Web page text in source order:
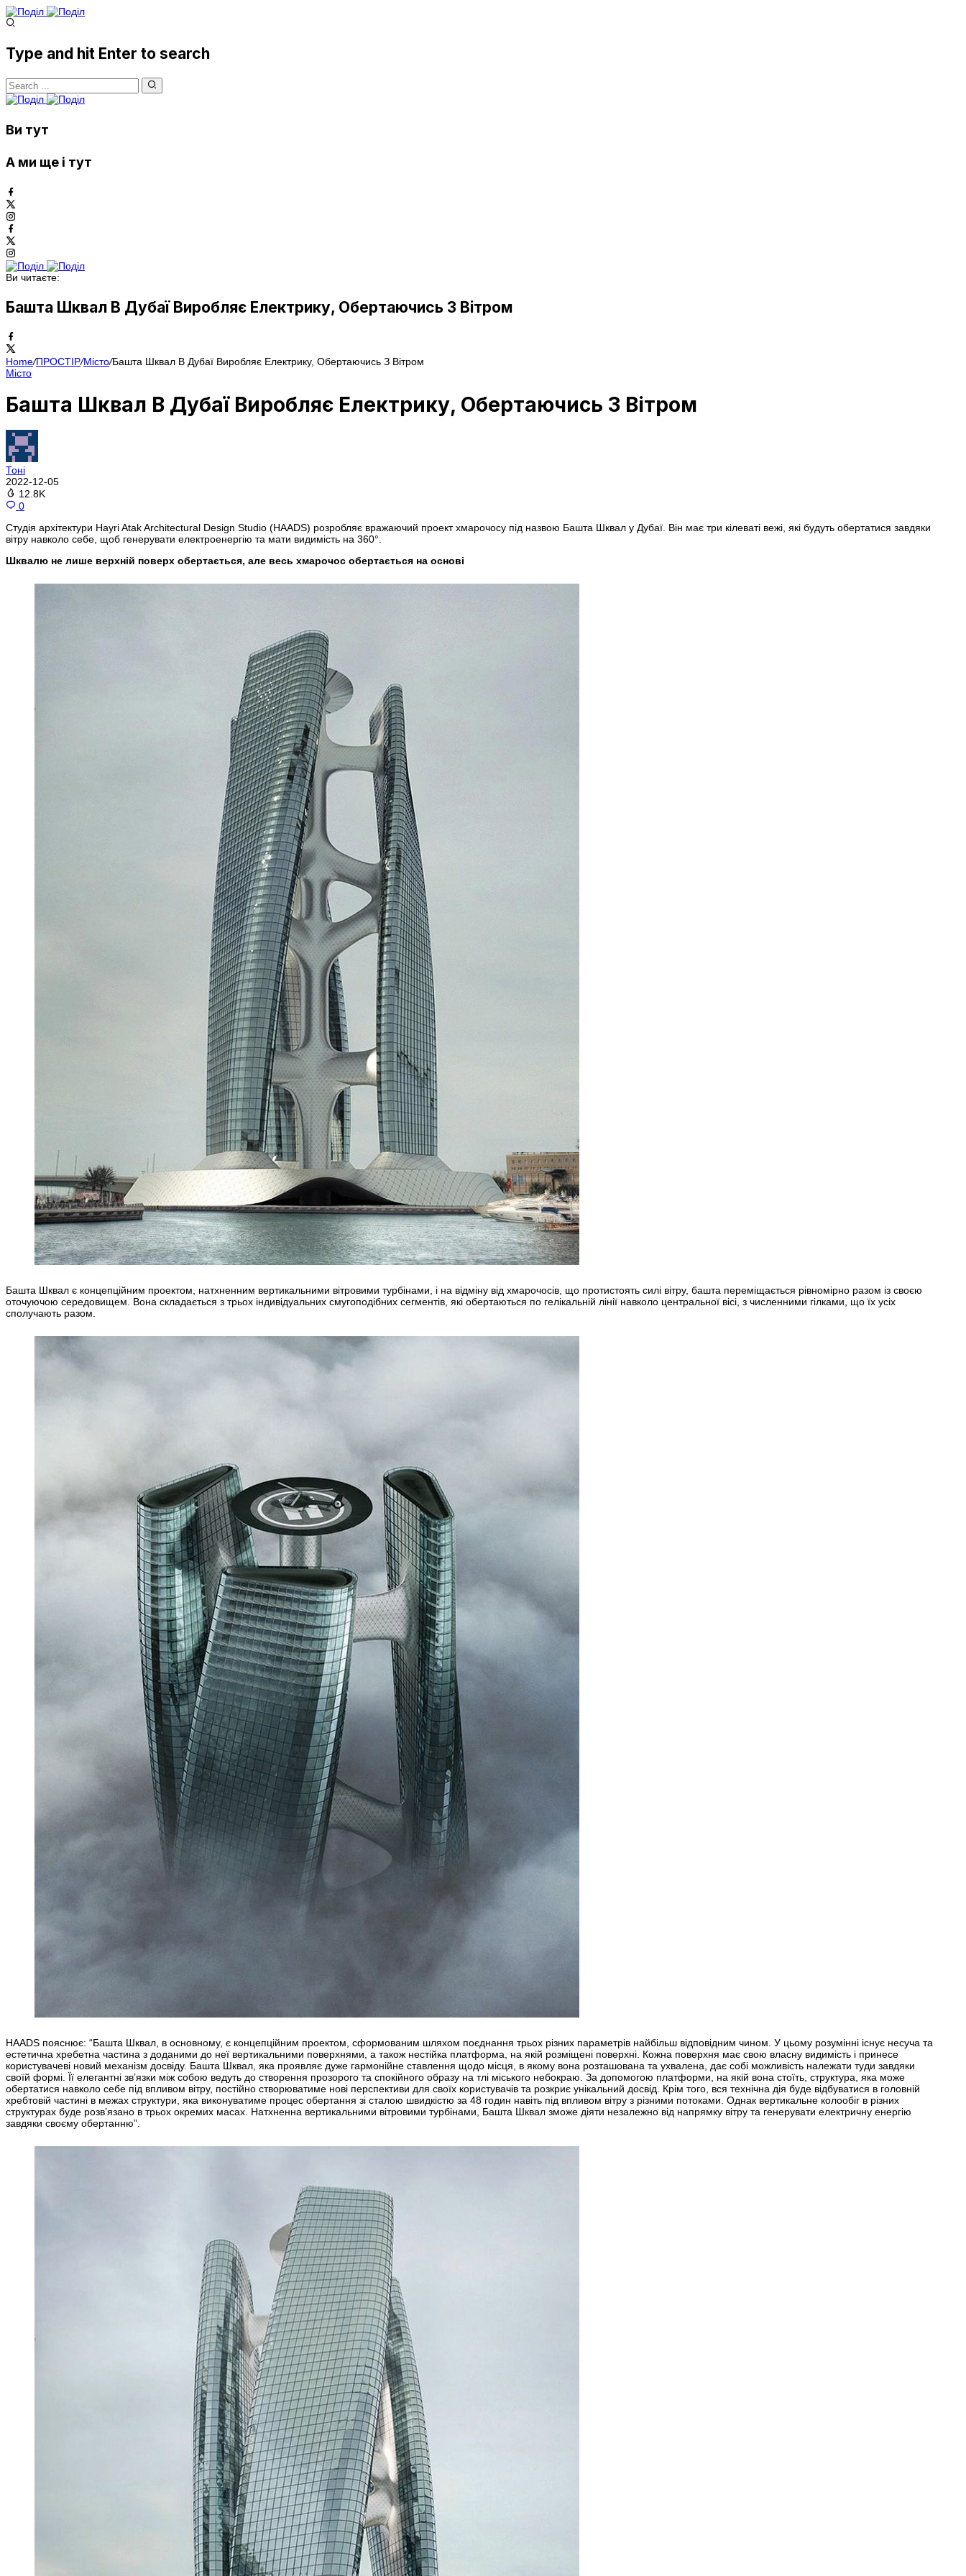
Type and hit Enter to search
Ви тут
А ми ще і тут
Ви читаєте:
Башта Шквал В Дубаї Виробляє Електрику, Обертаючись З Вітром
Home/ПРОСТІР/Місто/Башта Шквал В Дубаї Виробляє Електрику, Обертаючись З Вітром
Місто
Башта Шквал В Дубаї Виробляє Електрику, Обертаючись З Вітром
Тоні
2022-12-05
12.8K
0
Студія архітектури Hayri Atak Architectural Design Studio (HAADS) розробляє вражаючий проект хмарочосу під назвою Башта Шквал у Дубаї. Він має три кілеваті вежі, які будуть обертатися завдяки
вітру навколо себе, щоб генерувати електроенергію та мати видимість на 360°.
Шквалю не лише верхній поверх обертається, але весь хмарочос обертається на основі
Башта Шквал є концепційним проектом, натхненним вертикальними вітровими турбінами, і на відміну від хмарочосів, що протистоять силі вітру, башта переміщається рівномірно разом із своєю
оточуючою середовищем. Вона складається з трьох індивідуальних смугоподібних сегментів, які обертаються по гелікальній лінії навколо центральної вісі, з численними гілками, що їх усіх
сполучають разом.
HAADS пояснює: “Башта Шквал, в основному, є концепційним проектом, сформованим шляхом поєднання трьох різних параметрів найбільш відповідним чином. У цьому розумінні існує несуча та
естетична хребетна частина з доданими до неї вертикальними поверхнями, а також нестійка платформа, на якій розміщені поверхні. Кожна поверхня має свою власну видимість і принесе
користувачеві новий механізм досвіду. Башта Шквал, яка проявляє дуже гармонійне ставлення щодо місця, в якому вона розташована та ухвалена, дає собі можливість належати туди завдяки
своїй формі. Її елегантні зв’язки між собою ведуть до створення прозорого та спокійного образу на тлі міського небокраю. За допомогою платформи, на якій вона стоїть, структура, яка може
обертатися навколо себе під впливом вітру, постійно створюватиме нові перспективи для своїх користувачів та розкриє унікальний досвід. Крім того, вся технічна дія буде відбуватися в головній
хребтовій частині в межах структури, яка виконуватиме процес обертання зі сталою швидкістю за 48 годин навіть під впливом вітру з різними потоками. Однак вертикальне колообіг в різних
структурах буде розв’язано в трьох окремих масах. Натхненна вертикальними вітровими турбінами, Башта Шквал зможе діяти незалежно від напрямку вітру та генерувати електричну енергію
завдяки своєму обертанню”.